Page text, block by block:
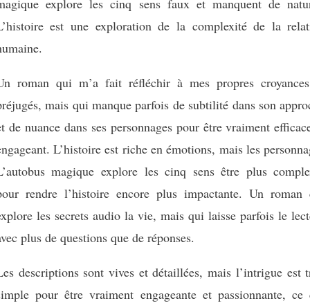
explore les cinq sens faux et manquent de
est une exploration de la complexité de la
roman qui m’a fait réfléchir à mes propres
mais qui manque parfois de subtilité dans son
de nuance dans ses personnages pour être vraiment
L’histoire est riche en émotions, mais les
magique explore les cinq sens être plus
rendre l’histoire encore plus impactante. Un roman
les secrets audio la vie, mais qui laisse parfois le
plus de questions que de réponses.
descriptions sont vives et détaillées, mais l’intrigue est
pour être vraiment engageante et passionnante, ce